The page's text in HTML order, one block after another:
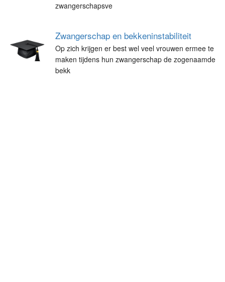
zwangerschapsve
Zwangerschap en bekkeninstabiliteit
Op zich krijgen er best wel veel vrouwen ermee te
maken tijdens hun zwangerschap de zogenaamde
bekk